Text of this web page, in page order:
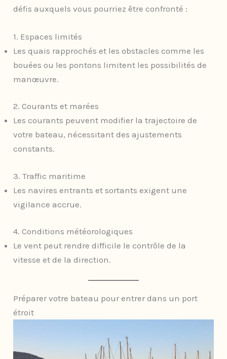
défis auxquels vous pourriez être confronté :
1. Espaces limités
Les quais rapprochés et les obstacles comme les
bouées ou les pontons limitent les possibilités de
manœuvre.
2. Courants et marées
Les courants peuvent modifier la trajectoire de
votre bateau, nécessitant des ajustements
constants.
3. Traffic maritime
Les navires entrants et sortants exigent une
vigilance accrue.
4. Conditions météorologiques
Le vent peut rendre difficile le contrôle de la
vitesse et de la direction.
Préparer votre bateau pour entrer dans un port
étroit